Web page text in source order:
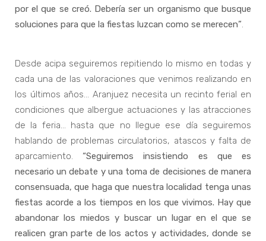
por el que se creó. Debería ser un organismo que busque
soluciones para que la fiestas luzcan como se merecen”.
Desde acipa seguiremos repitiendo lo mismo en todas y
cada una de las valoraciones que venimos realizando en
los últimos años… Aranjuez necesita un recinto ferial en
condiciones que albergue actuaciones y las atracciones
de la feria… hasta que no llegue ese día seguiremos
hablando de problemas circulatorios, atascos y falta de
aparcamiento. “Seguiremos insistiendo es que es
necesario un debate y una toma de decisiones de manera
consensuada, que haga que nuestra localidad tenga unas
fiestas acorde a los tiempos en los que vivimos. Hay que
abandonar los miedos y buscar un lugar en el que se
realicen gran parte de los actos y actividades, donde se